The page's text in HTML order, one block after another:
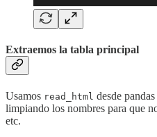
Extraemos la tabla principal
Usamos read_html desde
limpiando los nombres para que
etc.